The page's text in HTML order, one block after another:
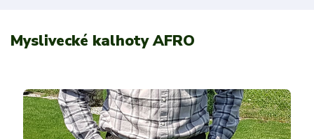
Myslivecké kalhoty AFRO